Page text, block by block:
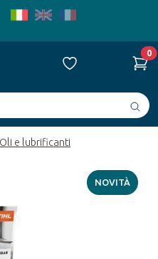
0
Oli e lubrificanti
NOVITÀ